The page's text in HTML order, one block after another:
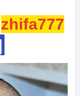
zhifa777